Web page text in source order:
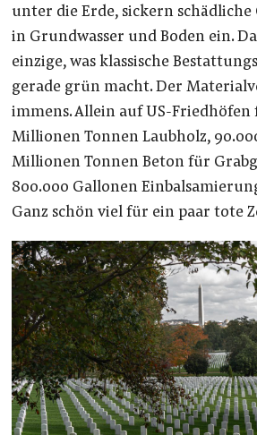
unter die Erde, sickern
in Grundwasser und Boden ein.
einzige, was klassische
gerade grün macht. Der
immens. Allein auf US-Friedhöfen
Millionen Tonnen Laubholz,
Millionen Tonnen Beton für
800.000 Gallonen
Ganz schön viel für ein paar tote